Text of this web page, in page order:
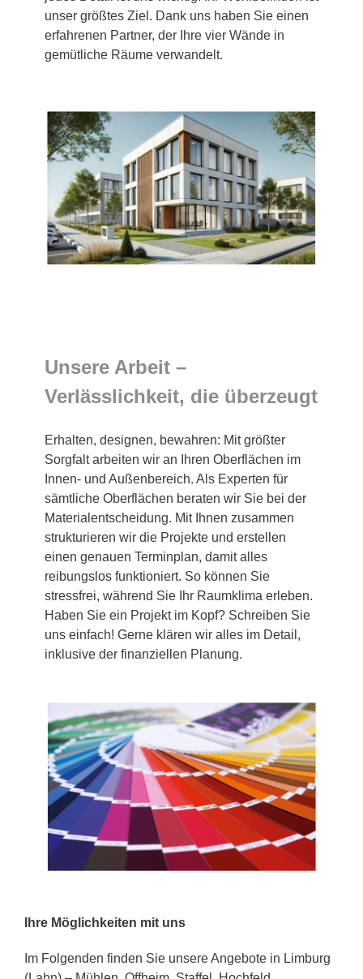
unser größtes Ziel. Dank uns haben Sie einen
erfahrenen Partner, der Ihre vier Wände in
gemütliche Räume verwandelt.
Unsere Arbeit –
Verlässlichkeit, die überzeugt
Erhalten, designen, bewahren: Mit größter
Sorgfalt arbeiten wir an Ihren Oberflächen im
Innen- und Außenbereich. Als Experten für
sämtliche Oberflächen beraten wir Sie bei der
Materialentscheidung. Mit Ihnen zusammen
strukturieren wir die Projekte und erstellen
einen genauen Terminplan, damit alles
reibungslos funktioniert. So können Sie
stressfrei, während Sie Ihr Raumklima erleben.
Haben Sie ein Projekt im Kopf? Schreiben Sie
uns einfach! Gerne klären wir alles im Detail,
inklusive der finanziellen Planung.
Ihre Möglichkeiten mit uns
Im Folgenden finden Sie unsere Angebote in Limburg